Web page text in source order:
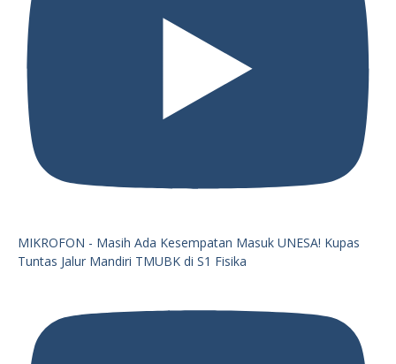
MIKROFON - Masih Ada Kesempatan Masuk UNESA! Kupas
Tuntas Jalur Mandiri TMUBK di S1 Fisika